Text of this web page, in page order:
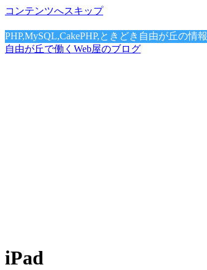
コンテンツへスキップ
PHP,MySQL,CakePHP,ときどき自由が丘の情報
自由が丘で働くWeb屋のブログ
iPad